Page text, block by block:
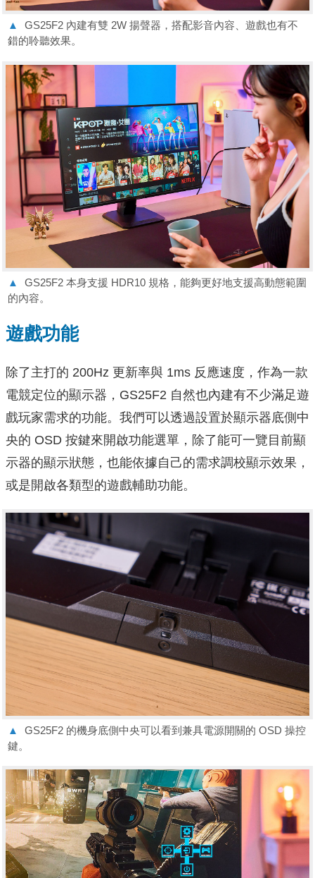
▲
GS25F2 內建有雙 2W 揚聲器，搭配影音內容、遊戲也有不
錯的聆聽效果。
▲
GS25F2 本身支援 HDR10 規格，能夠更好地支援高動態範圍
的內容。
遊戲功能
除了主打的 200Hz 更新率與 1ms 反應速度，作為一款
電競定位的顯示器，GS25F2 自然也內建有不少滿足遊
戲玩家需求的功能。我們可以透過設置於顯示器底側中
央的 OSD 按鍵來開啟功能選單，除了能可一覽目前顯
示器的顯示狀態，也能依據自己的需求調校顯示效果，
或是開啟各類型的遊戲輔助功能。
▲
GS25F2 的機身底側中央可以看到兼具電源開關的 OSD 操控
鍵。